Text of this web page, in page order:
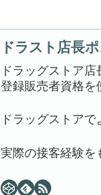
ドラスト店長
ドラッグストア店
登録販売者資格を
ドラッグストア
実際の接客経験を